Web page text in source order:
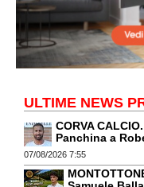
ULTIME NEWS
CORVA
Panchina a
07/08/2026 7:55